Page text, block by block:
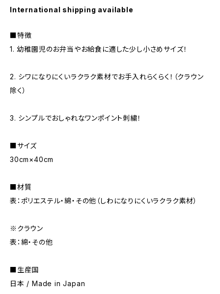
International shipping available
■特徴
1. 幼稚園児のお弁当やお給食に適した少し小さめサイズ！
2. シワになりにくいラクラク素材でお手入れらくらく！（クラウン
除く）
3. シンプルでおしゃれなワンポイント刺繍！
■サイズ
30cm×40cm
■材質
表：ポリエステル・綿・その他（しわになりにくいラクラク素材）
※クラウン
表：綿・その他
■生産国
日本 / Made in Japan